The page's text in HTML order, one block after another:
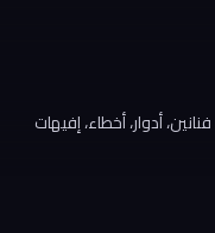
أدوار، أخطاء، إفيهات